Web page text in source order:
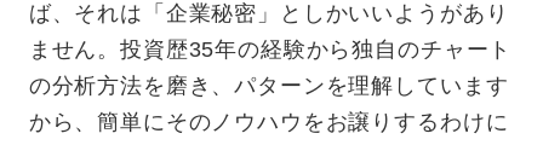
ば、それは「企業秘密」としかいいようがあり
ません。投資歴35年の経験から独自のチャート
の分析方法を磨き、パターンを理解しています
から、簡単にそのノウハウをお譲りするわけに